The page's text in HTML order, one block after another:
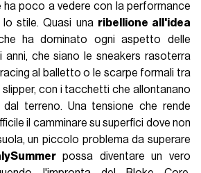
ha poco a vedere con la performance
stile. Quasi una ribellione all'idea
ha dominato ogni aspetto delle
anni, che siano le sneakers rasoterra
al balletto o le scarpe formali tra
con i tacchetti che allontanano
terreno. Una tensione che rende
il camminare su superfici dove non
un piccolo problema da superare
possa diventare un vero